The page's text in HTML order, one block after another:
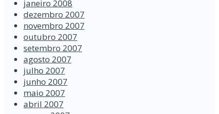
janeiro 2008
dezembro 2007
novembro 2007
outubro 2007
setembro 2007
agosto 2007
julho 2007
junho 2007
maio 2007
abril 2007